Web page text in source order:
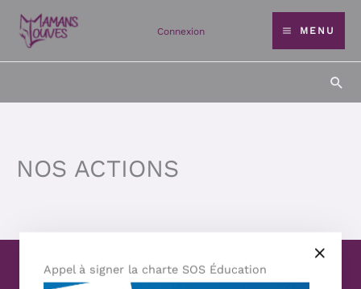
Aller
contenu
Connexion MENU
NOS ACTIONS
Appel à signer la charte SOS Éducation